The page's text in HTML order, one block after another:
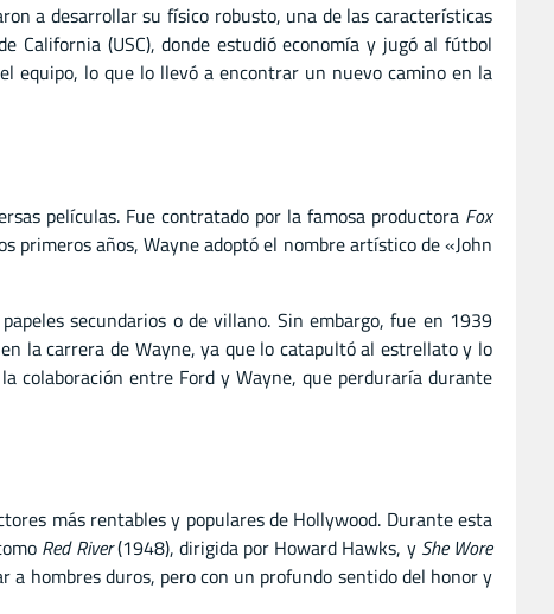
a desarrollar su físico robusto, una de las características
California (USC), donde estudió economía y jugó al fútbol
equipo, lo que lo llevó a encontrar un nuevo camino en la
películas. Fue contratado por la famosa productora Fox
primeros años, Wayne adoptó el nombre artístico de «John
secundarios o de villano. Sin embargo, fue en 1939
la carrera de Wayne, ya que lo catapultó al estrellato y lo
colaboración entre Ford y Wayne, que perduraría durante
más rentables y populares de Hollywood. Durante esta
Red River(1948), dirigida por Howard Hawks, y She Wore
hombres duros, pero con un profundo sentido del honor y